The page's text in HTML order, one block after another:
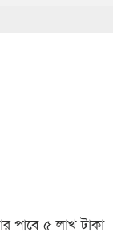
পাবে ৫ লাখ টাকা